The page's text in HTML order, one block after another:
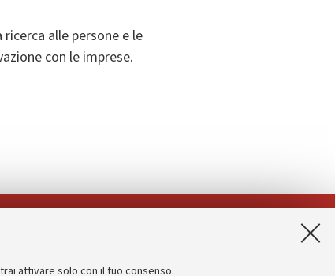
attivare solo con il tuo consenso.
alle persone e le
con le imprese.